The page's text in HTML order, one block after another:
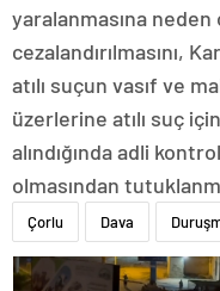
yaralanmasına neden
cezalandırılmasını,
atılı suçun vasıf ve
üzerlerine atılı suç
alındığında adli
olmasından
Çorlu Dava